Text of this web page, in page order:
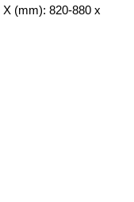
(mm): 820-880 x